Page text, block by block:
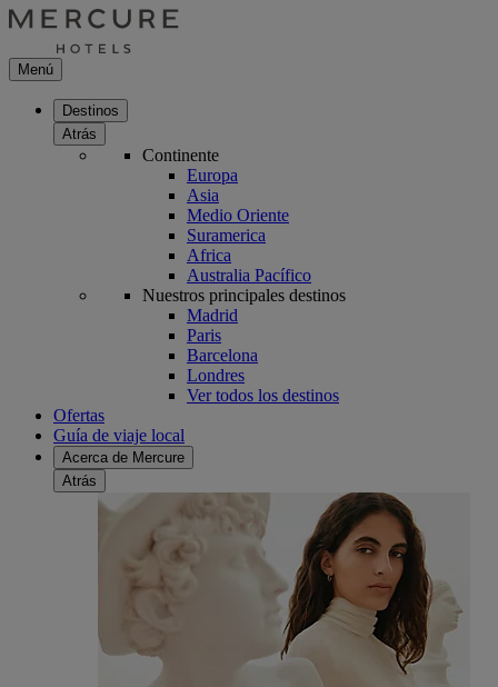
Menú
Destinos
Atrás
Continente
Europa
Asia
Medio Oriente
Suramerica
Africa
Australia Pacífico
Nuestros principales destinos
Madrid
Paris
Barcelona
Londres
Ver todos los destinos
Ofertas
Guía de viaje local
Acerca de Mercure
Atrás